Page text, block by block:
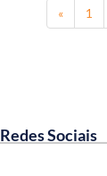
« 1
Redes Sociais